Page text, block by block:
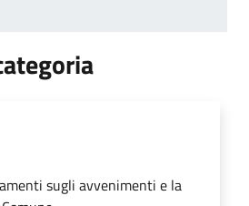
sugli avvenimenti e la